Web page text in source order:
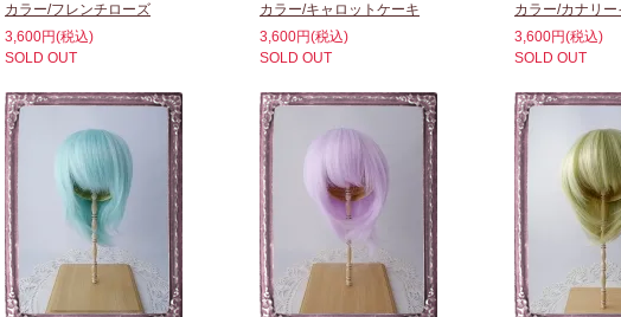
カラー/フレンチローズ
3,600円(税込)
SOLD OUT
カラー/キャロットケーキ
3,600円(税込)
SOLD OUT
カラー/カナリー
3,600円(税込)
SOLD OUT